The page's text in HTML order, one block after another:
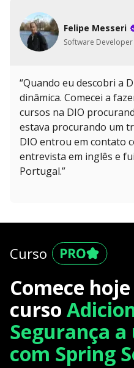
Felipe Messeri
Software Developer
“Quando eu descobri a
dinâmica. Comecei a
cursos na DIO
estava procurando um
DIO entrou em contato
entrevista em inglês e
Portugal.”
Curso
Comece
curso
Segurança a
com Spring